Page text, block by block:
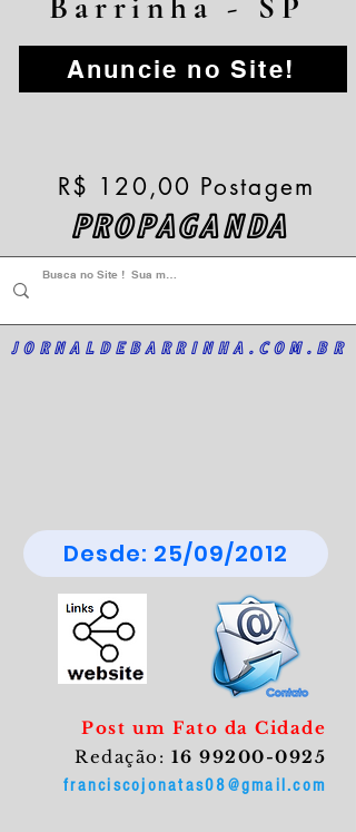
Anuncie no Site!
PROPAGANDA
R$ 120,00 Postagem
JORNALDEBARRINHA.COM.BR
Desde: 25/09/2012
Post um Fato da Cidade
Redação: 16 99200-0925
franciscojonatas08@gmail.com